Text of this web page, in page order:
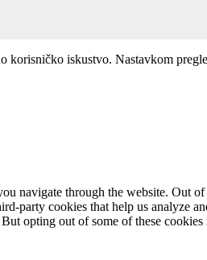
iskustvo. Nastavkom
navigate through the website. Out
party cookies that help us analyze
opting out of some of these